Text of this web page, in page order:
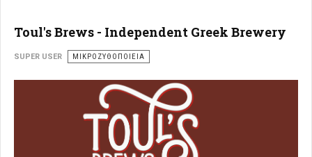
Toul's Brews - Independent Greek Brewery
SUPER USER ΜΙΚΡΟΖΥΘΟΠΟΙΕΊΑ